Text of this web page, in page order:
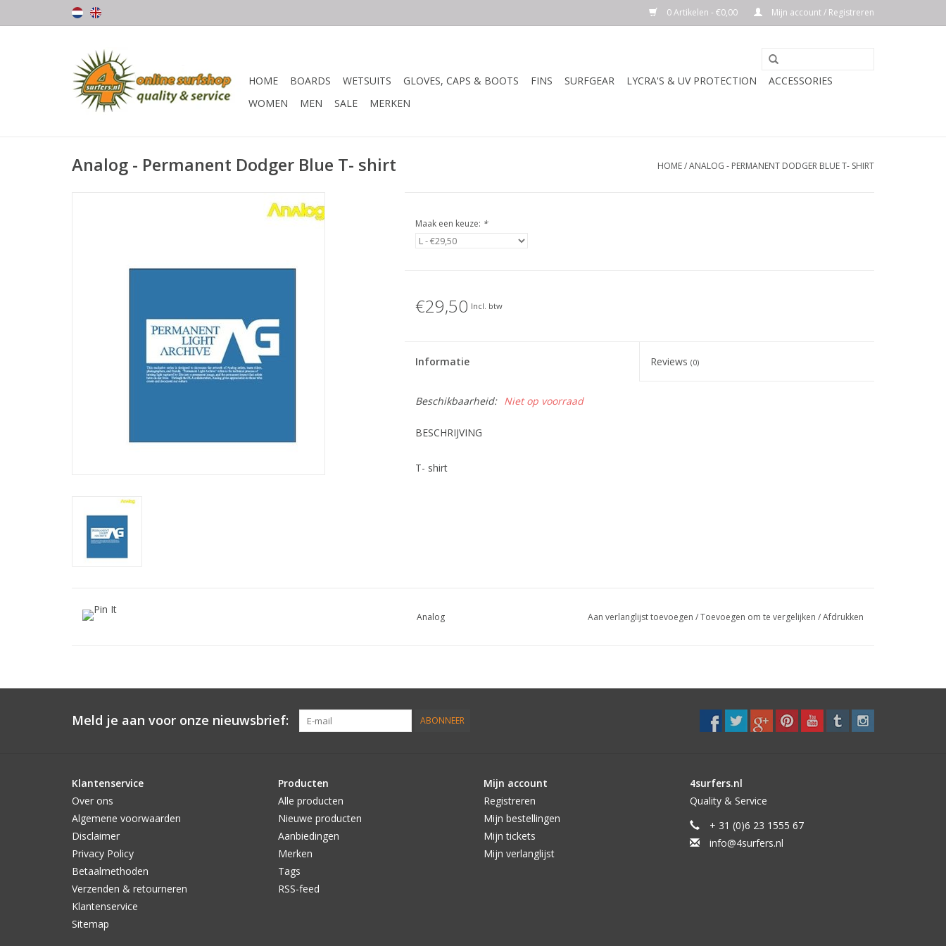
0 Artikelen - €0,00 Mijn account / Registreren
HOME BOARDS WETSUITS GLOVES, CAPS & BOOTS FINS SURFGEAR LYCRA'S & UV PROTECTION
ACCESSORIES
WOMEN
MEN SALE MERKEN
Analog - Permanent Dodger Blue T- shirt HOME/ANALOG - PERMANENT DODGER BLUE T- SHIRT
Maak een keuze: *
€29,50 Incl. btw
Informatie Reviews(0)
Beschikbaarheid: Niet op voorraad
BESCHRIJVING
T- shirt
Analog Aan verlanglijst toevoegen /Toevoegen om te vergelijken /Afdrukken
Meld je aan voor onze nieuwsbrief: ABONNEER
Klantenservice
Over ons
Algemene voorwaarden
Disclaimer
Privacy Policy
Betaalmethoden
Verzenden & retourneren
Klantenservice
Sitemap
Producten
Alle producten
Nieuwe producten
Aanbiedingen
Merken
Tags
RSS-feed
Mijn account
Registreren
Mijn bestellingen
Mijn tickets
Mijn verlanglijst
4surfers.nl
Quality & Service
+ 31 (0)6 23 1555 67
info@4surfers.nl